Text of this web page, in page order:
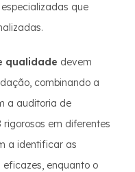
que
qualidade devem
combinando a
a auditoria de
em diferentes
a identificar as
enquanto o